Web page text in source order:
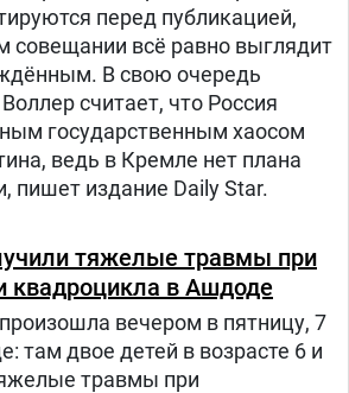
перед публикацией,
совещании всё равно выглядит
В свою очередь
считает, что Россия
государственным хаосом
ведь в Кремле нет плана
пишет издание Daily Star.
тяжелые травмы при
квадроцикла в Ашдоде
вечером в пятницу, 7
там двое детей в возрасте 6 и
травмы при